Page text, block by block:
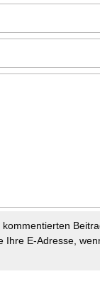
E-Adresse,